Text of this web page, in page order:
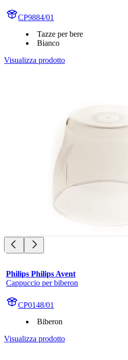
CP9884/01
Tazze per bere
Bianco
Visualizza prodotto
Philips Philips Avent
Cappuccio per biberon
CP0148/01
Biberon
Visualizza prodotto